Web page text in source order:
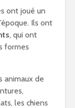
ont joué un
Ils ont
, qui ont
formes
animaux de
les chiens